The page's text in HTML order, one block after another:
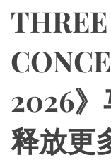
2026
释放更